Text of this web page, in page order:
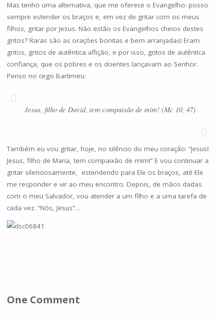
Mas tenho uma alternativa, que me oferece o Evangelho: posso
sempre estender os braços e, em vez de gritar com os meus
filhos, gritar por Jesus. Não estão os Evangelhos cheios destes
gritos? Raras são as orações bonitas e bem arranjadas! Eram
gritos, gritos de autêntica aflição, e por isso, gritos de autêntica
confiança, que os pobres e os doentes lançavam ao Senhor.
Penso no cego Bartimeu:
Jesus, filho de David, tem compaixão de mim! (Mc 10, 47)
Também eu vou gritar, hoje, no silêncio do meu coração: “Jesus!
Jesus, filho de Maria, tem compaixão de mim!” E vou continuar a
gritar silenciosamente, estendendo para Ele os braços, até Ele
me responder e vir ao meu encontro. Depois, de mãos dadas
com o meu Salvador, vou atender a um filho e a uma tarefa de
cada vez. “Nós, Jesus”…
One Comment